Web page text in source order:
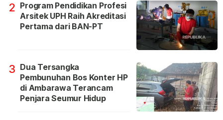
2 Program Pendidikan Profesi
Arsitek UPH Raih Akreditasi
Pertama dari BAN-PT
3 Dua Tersangka
Pembunuhan Bos Konter HP
di Ambarawa Terancam
Penjara Seumur Hidup